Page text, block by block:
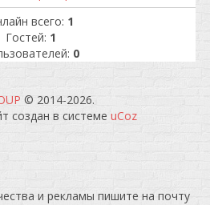
всего: 1
Гостей: 1
0
© 2014-2026.
создан в системе uCoz
и рекламы пишите на почту